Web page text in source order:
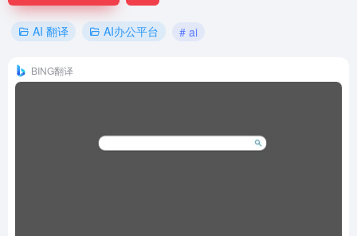
AI 翻译 AI办公平台 # ai
BING翻译